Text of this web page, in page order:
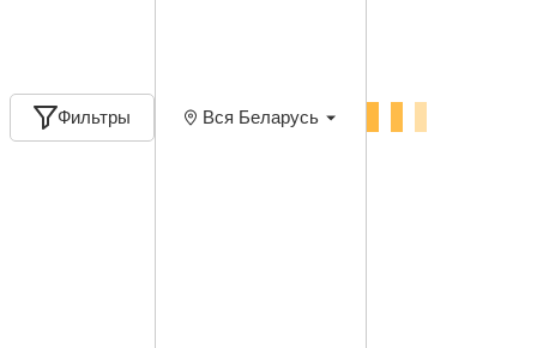
Фильтры Вся Беларусь